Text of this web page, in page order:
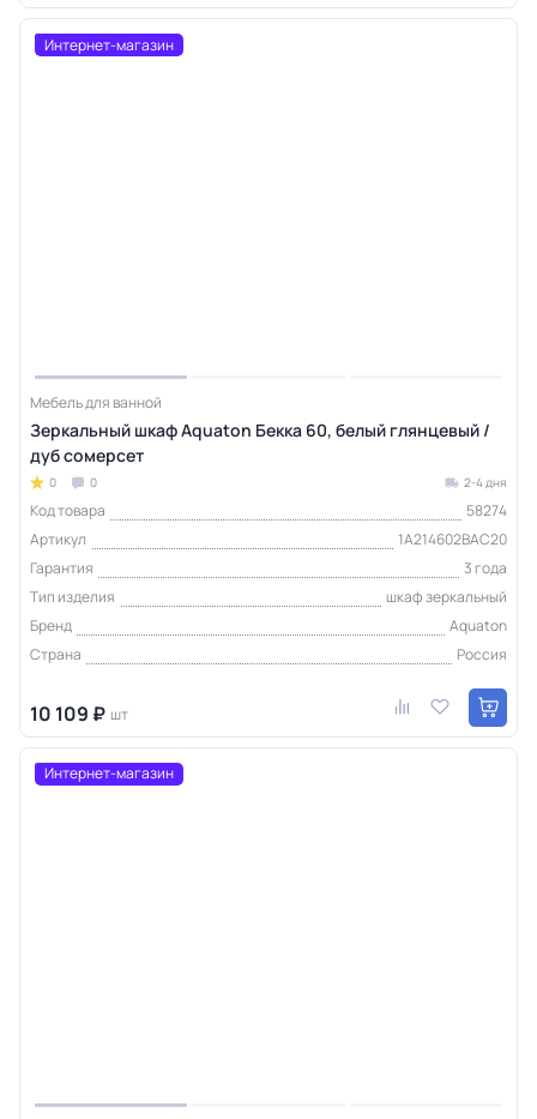
Интернет-магазин
Мебель для ванной
Зеркальный шкаф Aquaton Бекка 60, белый глянцевый /
дуб сомерсет
0 0 2-4 дня
Код товара
58274
Артикул
1A214602BAC20
Гарантия
3 года
Тип изделия
шкаф зеркальный
Бренд
Aquaton
Страна
Россия
10 109 ₽ шт
Интернет-магазин